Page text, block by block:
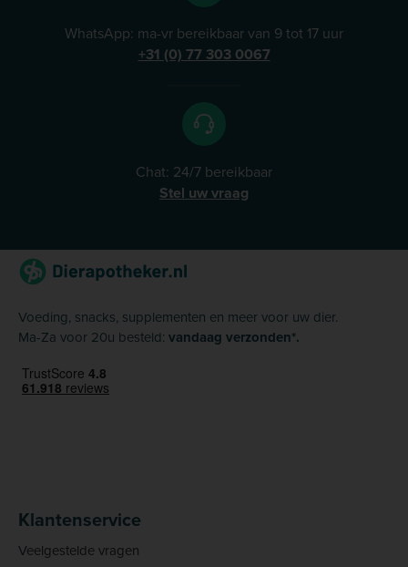
WhatsApp: ma-vr bereikbaar van 9 tot 17 uur
+31 (0) 77 303 0067
Chat: 24/7 bereikbaar
Stel uw vraag
Voeding, snacks, supplementen en meer voor uw dier.
Ma-Za voor 20u besteld: vandaag verzonden*.
Klantenservice
Veelgestelde vragen